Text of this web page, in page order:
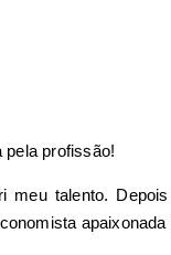
pela profissão!
meu talento.
apaixonada